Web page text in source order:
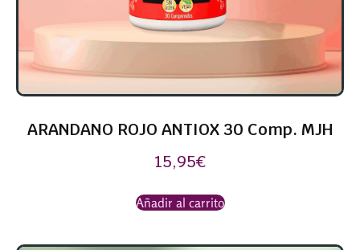
ARANDANO ROJO ANTIOX 30 Comp. MJH
15,95€
Añadir al carrito